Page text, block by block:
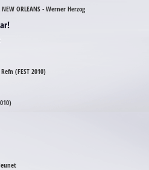
NEW ORLEANS - Werner Herzog
(FEST 2010)